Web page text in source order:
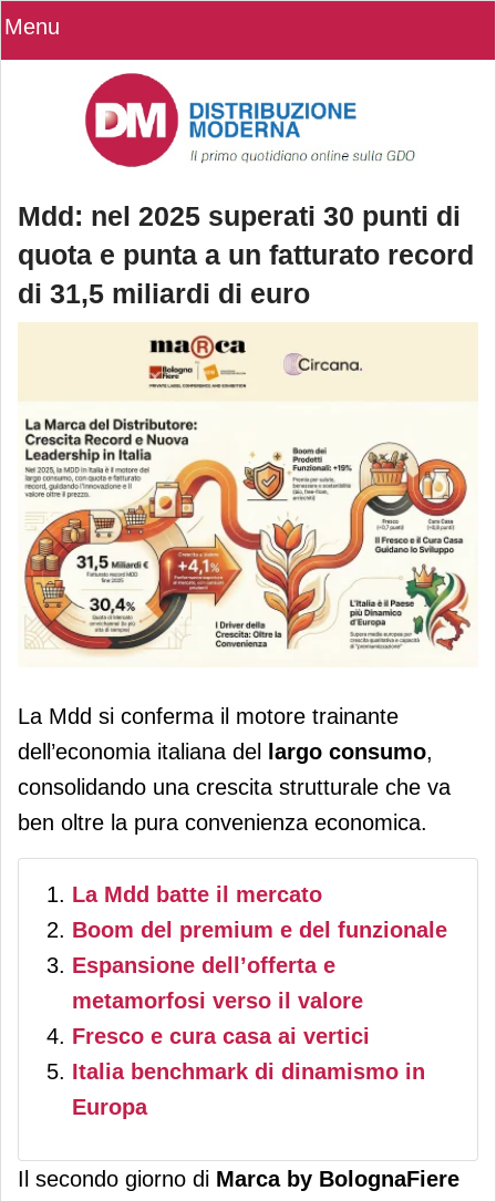
Menu
Mdd: nel 2025 superati 30 punti di
quota e punta a un fatturato record
di 31,5 miliardi di euro
Mdd: nel 2025 superati 30 punti di
31,5 miliardi di euro
La Mdd si conferma il motore trainante
dell’economia italiana del
largo consumo,
consolidando una crescita strutturale che va
ben oltre la pura convenienza economica.
La Mdd batte il mercato
Boom del premium e del funzionale
Espansione dell’offerta e
metamorfosi verso il valore
Fresco e cura casa ai vertici
Italia benchmark di dinamismo in
Europa
Il secondo giorno di Marca by BolognaFiere